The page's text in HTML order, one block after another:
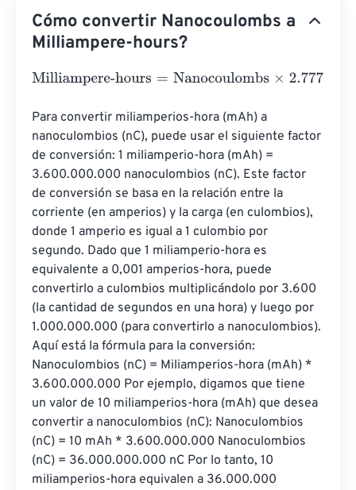
Cómo convertir Nanocoulombs a
Milliampere-hours?
Milliampere-hours=Nanocoulombs×2.7778 E 10
Para convertir miliamperios-hora (mAh) a
nanoculombios (nC), puede usar el siguiente factor
de conversión: 1 miliamperio-hora (mAh) =
3.600.000.000 nanoculombios (nC). Este factor
de conversión se basa en la relación entre la
corriente (en amperios) y la carga (en culombios),
donde 1 amperio es igual a 1 culombio por
segundo. Dado que 1 miliamperio-hora es
equivalente a 0,001 amperios-hora, puede
convertirlo a culombios multiplicándolo por 3.600
(la cantidad de segundos en una hora) y luego por
1.000.000.000 (para convertirlo a nanoculombios).
Aquí está la fórmula para la conversión:
Nanoculombios (nC) = Miliamperios-hora (mAh) *
3.600.000.000 Por ejemplo, digamos que tiene
un valor de 10 miliamperios-hora (mAh) que desea
convertir a nanoculombios (nC): Nanoculombios
(nC) = 10 mAh * 3.600.000.000 Nanoculombios
(nC) = 36.000.000.000 nC Por lo tanto, 10
miliamperios-hora equivalen a 36.000.000